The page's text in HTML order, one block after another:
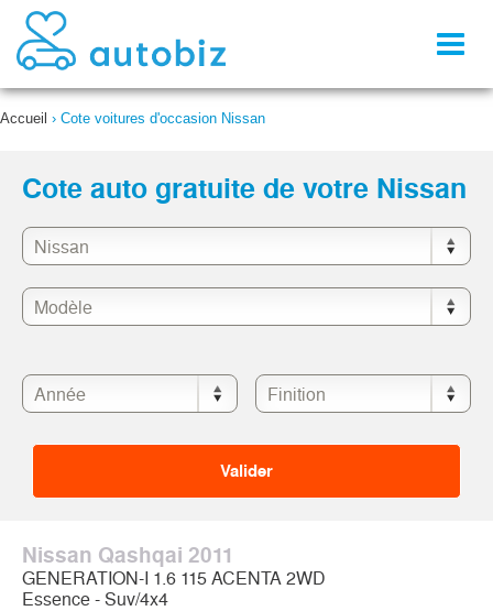
Accueil › Cote voitures d'occasion Nissan
Cote auto gratuite de votre Nissan
Nissan Qashqai 2011
GENERATION-I 1.6 115 ACENTA 2WD
Essence - Suv/4x4